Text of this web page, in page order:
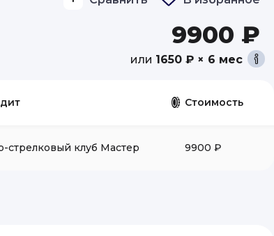
9900 ₽
или 1650 ₽ × 6 мес
Стоимость
стрелковый клуб Мастер 9900 ₽